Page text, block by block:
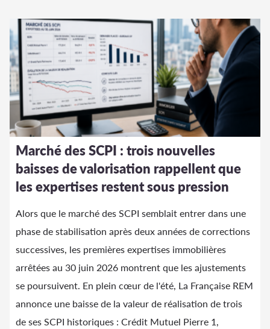
Marché des SCPI : trois nouvelles
baisses de valorisation rappellent que
les expertises restent sous pression
Alors que le marché des SCPI semblait entrer dans une
phase de stabilisation après deux années de corrections
successives, les premières expertises immobilières
arrêtées au 30 juin 2026 montrent que les ajustements
se poursuivent. En plein cœur de l'été, La Française REM
annonce une baisse de la valeur de réalisation de trois
de ses SCPI historiques : Crédit Mutuel Pierre 1,